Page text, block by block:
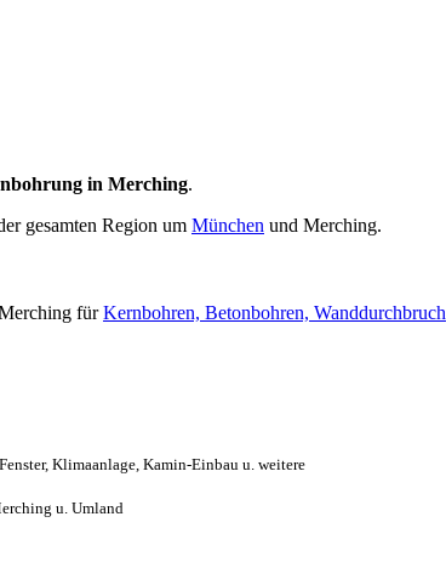
in Merching.
gesamten Region um München und Merching.
fürKernbohren, Betonbohren, Wanddurchbruch
Klimaanlage, Kamin-Einbau u. weitere
u. Umland